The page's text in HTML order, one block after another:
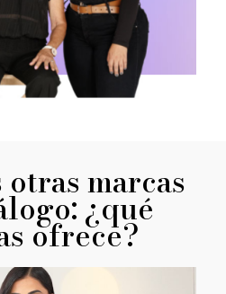
marcas
¿qué
ofrece?